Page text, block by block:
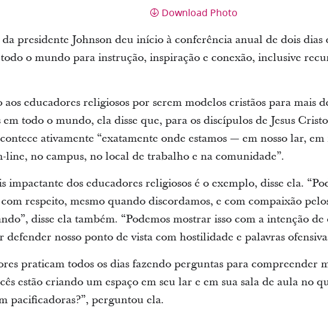
Download Photo
presidente Johnson deu início à conferência anual de dois
o mundo para instrução, inspiração e conexão, inclusive
aos educadores religiosos por serem modelos cristãos para mais
todo o mundo, ela disse que, para os discípulos de Jesus
ativamente “exatamente onde estamos — em nosso lar, em
line, no campus, no local de trabalho e na comunidade”.
impactante dos educadores religiosos é o exemplo, disse ela.
respeito, mesmo quando discordamos, e com compaixão
disse ela também. “Podemos mostrar isso com a intenção
defender nosso ponto de vista com hostilidade e palavras
praticam todos os dias fazendo perguntas para compreender
estão criando um espaço em seu lar e em sua sala de aula no
pacificadoras?”, perguntou ela.